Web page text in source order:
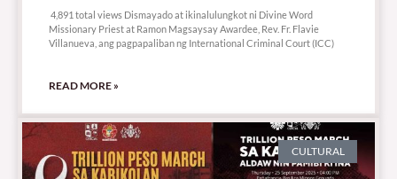
4,891 total views Dismayado at ikinalulungkot ni Divine Word
Missionary Priest at Ramon Magsaysay Awardee, Rev. Fr. Flavie
Villanueva, ang pagpapaliban ng International Criminal Court (ICC)
READ MORE »
CULTURAL